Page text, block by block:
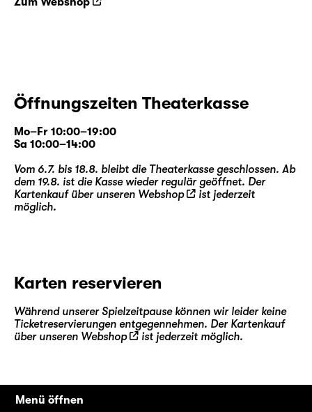
Öffnungszeiten Theaterkasse
Mo–Fr 10:00–19:00
Sa 10:00–14:00
Vom 6.7. bis 18.8. bleibt die Theaterkasse geschlossen. Ab
dem 19.8. ist die Kasse wieder regulär geöffnet. Der
Kartenkauf über unseren Webshop
ist jederzeit
möglich.
Karten reservieren
Während unserer Spielzeitpause können wir leider keine
Ticketreservierungen entgegennehmen. Der Kartenkauf
über unseren Webshop ist jederzeit möglich.
Menü öffnen